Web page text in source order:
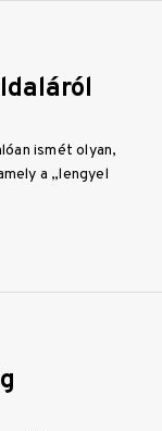
ismét olyan,
a „lengyel